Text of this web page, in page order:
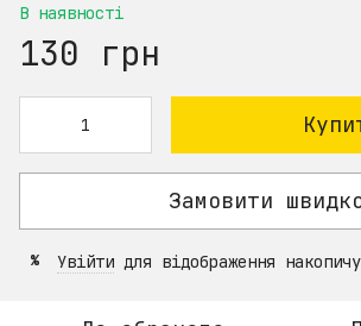
В наявності
130 грн
Замовити
% Увійти для відображення